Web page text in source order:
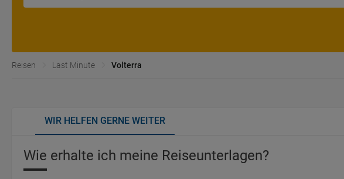
Reisen Last Minute Volterra
WIR HELFEN GERNE WEITER
Wie erhalte ich meine Reiseunterlagen?